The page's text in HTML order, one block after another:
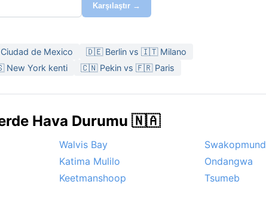
Karşılaştır →
de Mexico
🇩🇪 Berlin vs 🇮🇹 Milano
York kenti 🇨🇳 Pekin vs 🇫🇷 Paris
Hava Durumu 🇳🇦
Walvis Bay
Swakopmund
Katima Mulilo
Ondangwa
Keetmanshoop
Tsumeb